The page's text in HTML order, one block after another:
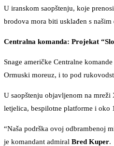
U iranskom saopštenju, koje
brodova mora biti usklađen s našim
Centralna komanda: Projekat
Snage američke Centralne
Ormuski moreuz, i to pod
U saopštenju objavljenom na mreži
letjelica, bespilotne platforme i oko
“Naša podrška ovoj odbrambenoj
je komandant admiral Bred Kuper.